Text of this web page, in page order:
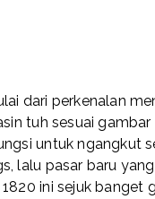
dari perkenalan
tuh sesuai
untuk ngangkut
lalu pasar baru
ini sejuk banget